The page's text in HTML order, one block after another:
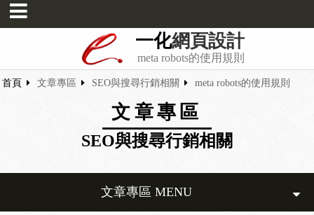
一化網頁設計
meta robots的使用規則
首頁 文章專區 SEO與搜尋行銷相關 meta robots的使用規則
文章專區
SEO與搜尋行銷相關
文章專區 MENU